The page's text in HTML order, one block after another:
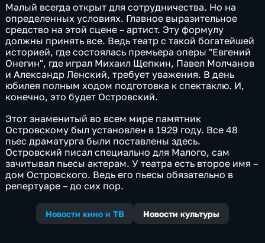
Малый всегда открыт для сотрудничества. Но на
определенных условиях. Главное выразительное
средство на этой сцене – артист. Эту формулу
должны принять все. Ведь театр с такой богатейшей
историей, где состоялась премьера оперы "Евгений
Онегин", где играл Михаил Щепкин, Павел Молчанов
и Александр Ленский, требует уважения. В день
юбилея полным ходом подготовка к спектаклю. И,
конечно, это будет Островский.
Этот знаменитый во всем мире памятник
Островскому был установлен в 1929 году. Все 48
пьес драматурга были поставлены здесь.
Островский писал специально для Малого, сам
зачитывал пьесы актерам. У театра есть второе имя –
дом Островского. Ведь его пьесы обязательно в
репертуаре – до сих пор.
Новости кино и ТВ Новости культуры